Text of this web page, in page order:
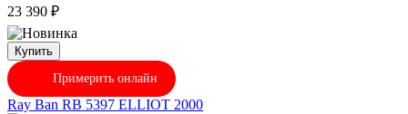
23 390 ₽
Купить
Примерить онлайн
Ray Ban RB 5397 ELLIOT 2000